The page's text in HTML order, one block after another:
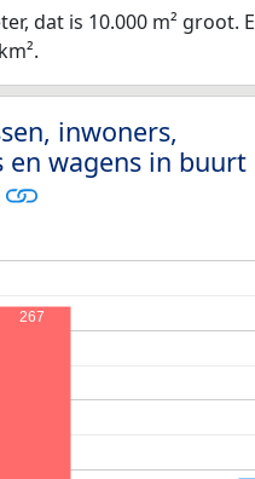
dat is 10.000 m² groot.
inwoners,
en wagens in buurt
267